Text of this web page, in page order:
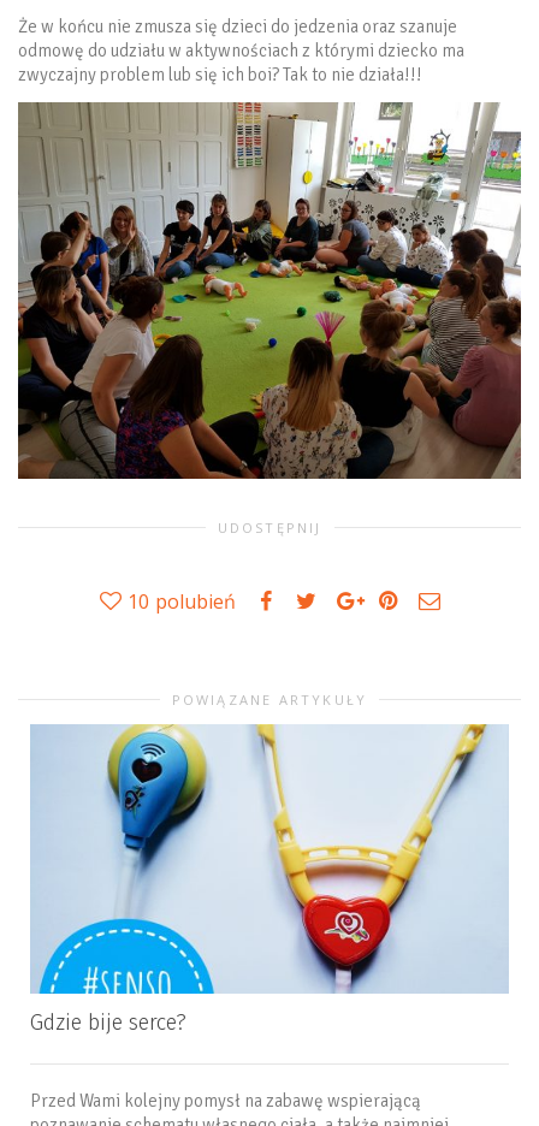
Że w końcu nie zmusza się dzieci do jedzenia oraz szanuje
odmowę do udziału w aktywnościach z którymi dziecko ma
zwyczajny problem lub się ich boi? Tak to nie działa!!!
UDOSTĘPNIJ
10 polubień
POWIĄZANE ARTYKUŁY
Gdzie bije serce?
Przed Wami kolejny pomysł na zabawę wspierającą